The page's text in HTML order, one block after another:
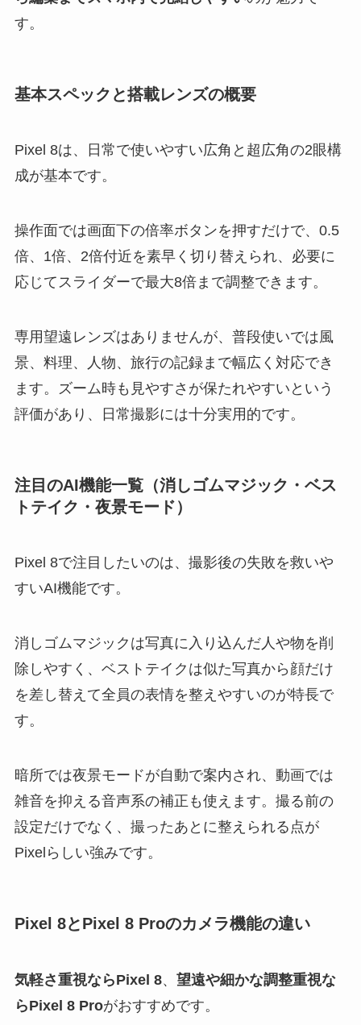
す。
基本スペックと搭載レンズの概要
Pixel 8は、日常で使いやすい広角と超広角の2眼構
成が基本です。
操作面では画面下の倍率ボタンを押すだけで、0.5
倍、1倍、2倍付近を素早く切り替えられ、必要に
応じてスライダーで最大8倍まで調整できます。
専用望遠レンズはありませんが、普段使いでは風
景、料理、人物、旅行の記録まで幅広く対応でき
ます。ズーム時も見やすさが保たれやすいという
評価があり、日常撮影には十分実用的です。
注目のAI機能一覧（消しゴムマジック・ベス
トテイク・夜景モード）
Pixel 8で注目したいのは、撮影後の失敗を救いや
すいAI機能です。
消しゴムマジックは写真に入り込んだ人や物を削
除しやすく、ベストテイクは似た写真から顔だけ
を差し替えて全員の表情を整えやすいのが特長で
す。
暗所では夜景モードが自動で案内され、動画では
雑音を抑える音声系の補正も使えます。撮る前の
設定だけでなく、撮ったあとに整えられる点が
Pixelらしい強みです。
Pixel 8とPixel 8 Proのカメラ機能の違い
気軽さ重視ならPixel 8、 望遠や細かな調整重視な
らPixel 8 Proがおすすめです。